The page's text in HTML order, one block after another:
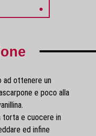
ad ottenere un
e poco alla
torta e cuocere in
ed infine